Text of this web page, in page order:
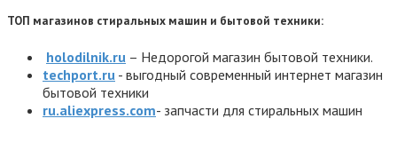
ТОП магазинов стиральных машин и бытовой техники:
holodilnik.ru – Недорогой магазин бытовой техники.
techport.ru - выгодный современный интернет магазин
бытовой техники
ru.aliexpress.com- запчасти для стиральных машин